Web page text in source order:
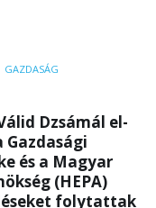
GAZDASÁG
Dzsámál el-
Gazdasági
és a Magyar
(HEPA)
folytattak